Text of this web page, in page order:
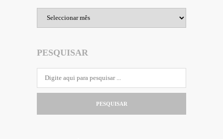
PESQUISAR
PESQUISAR